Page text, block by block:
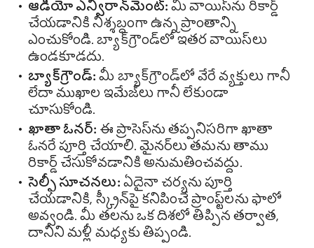
ఆడియో ఎన్విరాన్‌మెంట్: మీ వాయిస్‌ను రికార్డ్
చేయడానికి నిశ్శబ్దంగా ఉన్న ప్రాంతాన్ని
ఎంచుకోండి. బ్యాక్‌గ్రౌండ్‌లో ఇతర వాయిస్‌లు
ఉండకూడదు.
బ్యాక్‌గ్రౌండ్: మీ బ్యాక్‌గ్రౌండ్‌లో వేరే వ్యక్తులు గానీ
లేదా ముఖాల ఇమేజ్‌లు గానీ లేకుండా
చూసుకోండి.
ఖాతా ఓనర్: ఈ ప్రాసెస్‌ను తప్పనిసరిగా ఖాతా
ఓనరే పూర్తి చేయాలి. మైనర్‌లు తమను తాము
రికార్డ్ చేసుకోవడానికి అనుమతించవద్దు.
సెల్ఫీ సూచనలు: ఏదైనా చర్యను పూర్తి
చేయడానికి, స్క్రీన్‌పై కనిపించే ప్రాంప్ట్‌లను ఫాలో
అవ్వండి. మీ తలను ఒక దిశలో తిప్పిన తర్వాత,
దానిని మళ్లీ మధ్యకు తిప్పండి.